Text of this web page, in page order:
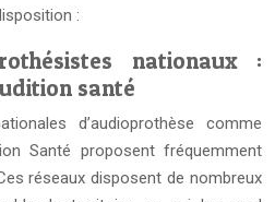
:
nationaux :
santé
d’audioprothèse comme
Santé proposent fréquemment
réseaux disposent de nombreux